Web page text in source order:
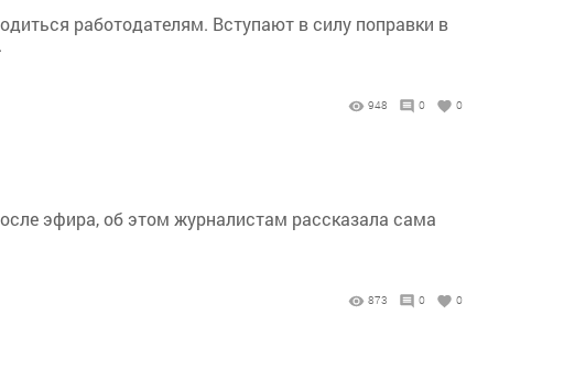
работодателям. Вступают в силу поправки в
948 0 0
эфира, об этом журналистам рассказала сама
873 0 0